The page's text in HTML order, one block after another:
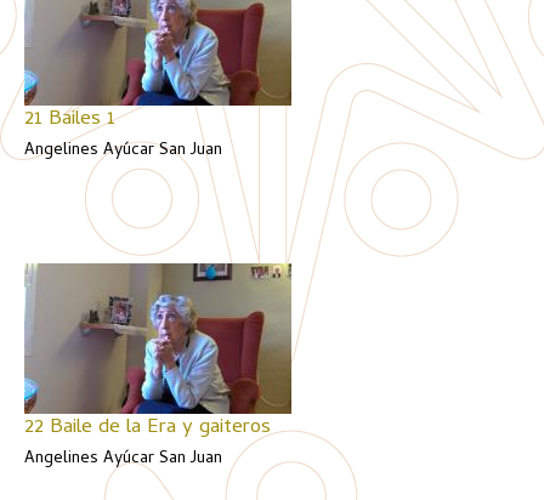
21 Bailes 1
Angelines Ayúcar San Juan
22 Baile de la Era y gaiteros
Angelines Ayúcar San Juan